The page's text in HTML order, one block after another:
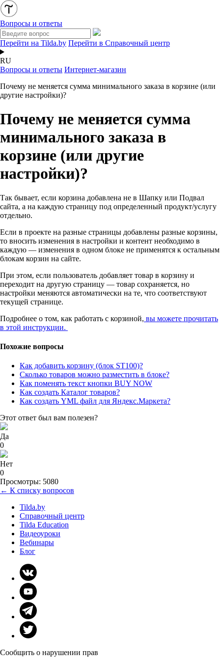
Вопросы и ответы
Перейти на Tilda.by Перейти в Справочный центр
RU
Вопросы и ответы Интернет-магазин
Почему не меняется сумма минимального заказа в корзине (или
другие настройки)?
Почему не меняется сумма
минимального заказа в
корзине (или другие
настройки)?
Так бывает, если корзина добавлена не в Шапку или Подвал
сайта, а на каждую страницу под определенный продукт/услугу
отдельно.
Если в проекте на разные страницы добавлены разные корзины,
то вносить изменения в настройки и контент необходимо в
каждую — изменения в одном блоке не применятся к остальным
блокам корзин на сайте.
При этом, если пользователь добавляет товар в корзину и
переходит на другую страницу — товар сохраняется, но
настройки меняются автоматически на те, что соответствуют
текущей странице.
Подробнее о том, как работать с корзиной, вы можете прочитать
в этой инструкции.
Похожие вопросы
Как добавить корзину (блок ST100)?
Сколько товаров можно разместить в блоке?
Как поменять текст кнопки BUY NOW
Как создать Каталог товаров?
Как создать YML файл для Яндекс.Маркета?
Этот ответ был вам полезен?
Да
0
Нет
0
Просмотры: 5080
← К списку вопросов
Tilda.by
Справочный центр
Tilda Education
Видеоуроки
Вебинары
Блог
Сообщить о нарушении прав